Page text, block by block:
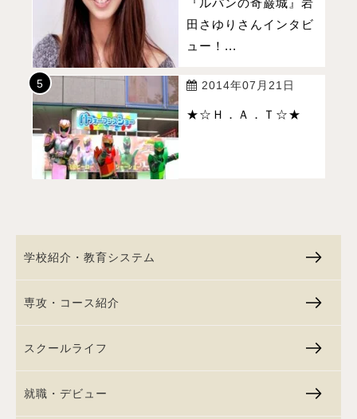
田さゆりさんインタビ
ュー！...
2014年07月21日
★☆Ｈ．Ａ．Ｔ☆★
学校紹介・教育システム
専攻・コース紹介
スクールライフ
就職・デビュー